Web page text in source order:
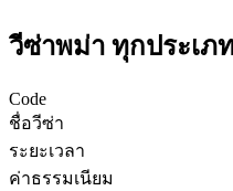
วีซ่าพม่า ทุกประเภ
Code
ชื่อวีซ่า
ระยะเวลา
ค่าธรรมเนียม